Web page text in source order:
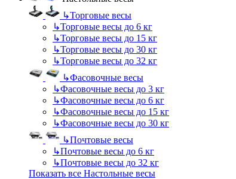
↳Торговые весы
↳Торговые весы до 6 кг
↳Торговые весы до 15 кг
↳Торговые весы до 30 кг
↳Торговые весы до 32 кг
↳Фасовочные весы
↳Фасовочные весы до 3 кг
↳Фасовочные весы до 6 кг
↳Фасовочные весы до 15 кг
↳Фасовочные весы до 30 кг
↳Почтовые весы
↳Почтовые весы до 6 кг
↳Почтовые весы до 32 кг
Показать все Настольные весы